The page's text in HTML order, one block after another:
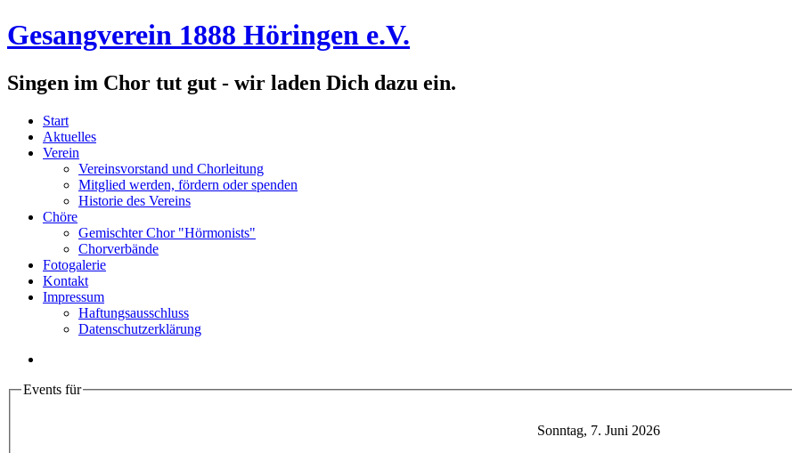
Gesangverein 1888 Höringen e.V.
Singen im Chor tut gut - wir laden Dich dazu ein.
Start
Aktuelles
Verein
Vereinsvorstand und Chorleitung
Mitglied werden, fördern oder spenden
Historie des Vereins
Chöre
Gemischter Chor "Hörmonists"
Chorverbände
Fotogalerie
Kontakt
Impressum
Haftungsausschluss
Datenschutzerklärung
Events für
Sonntag, 7. Juni 2026